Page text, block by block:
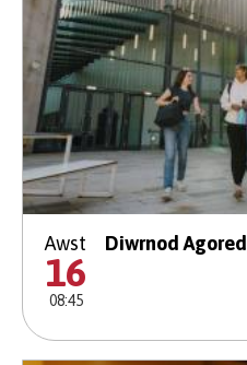
Awst
16
08:45
Diwrnod Agored